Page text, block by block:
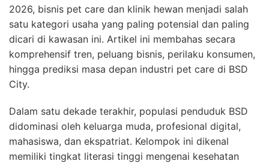
2026, bisnis pet care dan klinik hewan menjadi salah
satu kategori usaha yang paling potensial dan paling
dicari di kawasan ini. Artikel ini membahas secara
komprehensif tren, peluang bisnis, perilaku konsumen,
hingga prediksi masa depan industri pet care di BSD
City.
Dalam satu dekade terakhir, populasi penduduk BSD
didominasi oleh keluarga muda, profesional digital,
mahasiswa, dan ekspatriat. Kelompok ini dikenal
memiliki tingkat literasi tinggi mengenai kesehatan